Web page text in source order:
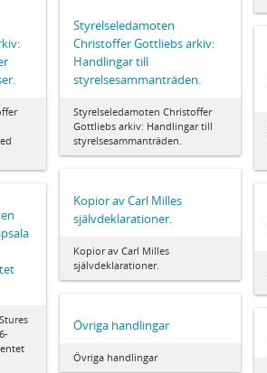
Styrelseledamoten
Christoffer Gottliebs arkiv:
Handlingar till
styrelsesammanträden.
Styrelseledamoten Christoffer
Gottliebs arkiv: Handlingar till
styrelsesammanträden.
Kopior av Carl Milles
självdeklarationer.
Kopior av Carl Milles
självdeklarationer.
Övriga handlingar
Övriga handlingar